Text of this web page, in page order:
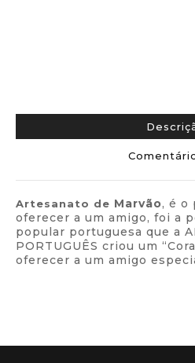
Artesanato de Marvão, é o
oferecer a um amigo, foi a
popular portuguesa que a
PORTUGUÊS criou um
oferecer a um amigo